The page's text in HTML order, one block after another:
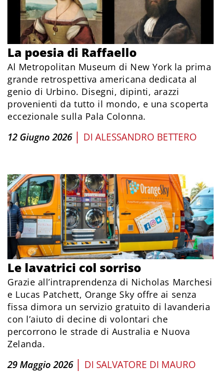
La poesia di Raffaello
Al Metropolitan Museum di New York la prima
grande retrospettiva americana dedicata al
genio di Urbino. Disegni, dipinti, arazzi
provenienti da tutto il mondo, e una scoperta
eccezionale sulla Pala Colonna.
12 Giugno 2026 | DI ALESSANDRO BETTERO
Le lavatrici col sorriso
Grazie all’intraprendenza di Nicholas Marchesi
e Lucas Patchett, Orange Sky offre ai senza
fissa dimora un servizio gratuito di lavanderia
con l’aiuto di decine di volontari che
percorrono le strade di Australia e Nuova
Zelanda.
29 Maggio 2026 | DI SALVATORE DI MAURO